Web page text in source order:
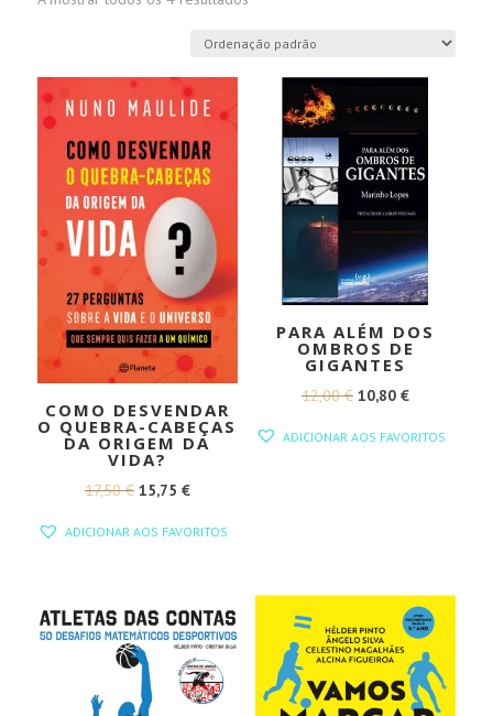
COMO DESVENDAR
O QUEBRA-CABEÇAS
DA ORIGEM DA
VIDA?
17,50€ O
15,75 €O
ADICIONAR AOS FAVORITOS
PARA ALÉM DOS
OMBROS DE
GIGANTES
12,00€ O
10,80 €O
ADICIONAR AOS FAVORITOS